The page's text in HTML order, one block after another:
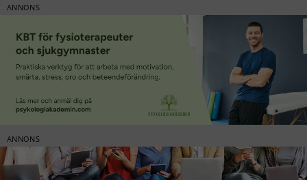
ANNONS
ANNONS